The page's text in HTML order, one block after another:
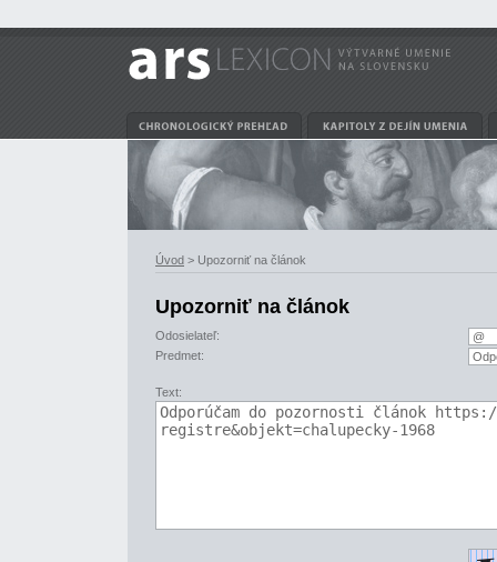
Úvod > Upozorniť na článok
Upozorniť na článok
Odosielateľ:
Predmet:
Text: